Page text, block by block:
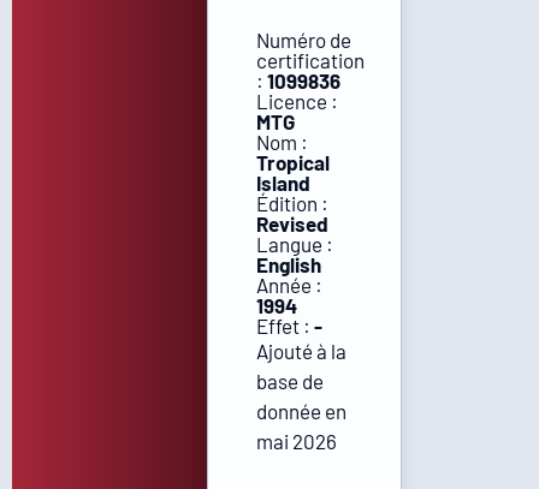
Numéro de
certification
: 1099836
Licence :
MTG
Nom :
Tropical
Island
Édition :
Revised
Langue :
English
Année :
1994
Effet : -
Ajouté à la
base de
donnée en
mai 2026